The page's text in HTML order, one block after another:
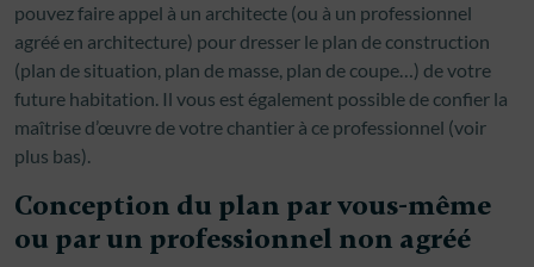
pouvez faire appel à un architecte (ou à un professionnel
agréé en architecture) pour dresser le plan de construction
(plan de situation, plan de masse, plan de coupe…) de votre
future habitation. Il vous est également possible de confier la
maîtrise d’œuvre de votre chantier à ce professionnel (voir
plus bas).
Conception du plan par vous-même
ou par un professionnel non agréé